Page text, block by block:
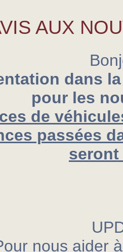
AUX
dans
pour les
de
passées
seront
nous aider